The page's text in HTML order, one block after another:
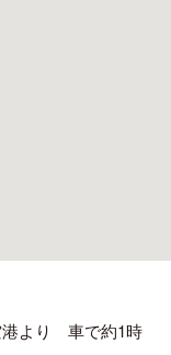
港より 車で約1時